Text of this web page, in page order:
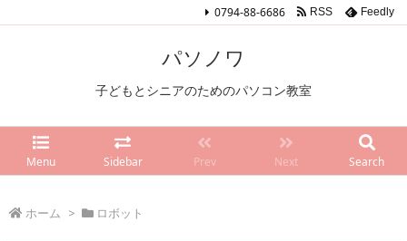
パソノワ
子どもとシニアのためのパソコン教室
Menu Sidebar Prev Next Search
0794-88-6686 RSS Feedly
ホーム > ロボット